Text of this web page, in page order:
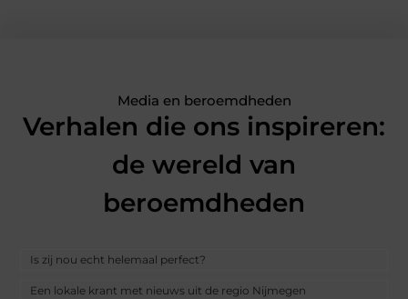
Media en beroemdheden
Verhalen die ons inspireren:
de wereld van
beroemdheden
Is zij nou echt helemaal perfect?
Een lokale krant met nieuws uit de regio Nijmegen